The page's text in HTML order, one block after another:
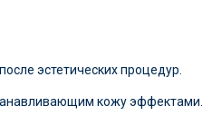
эстетических процедур.
кожу эффектами.